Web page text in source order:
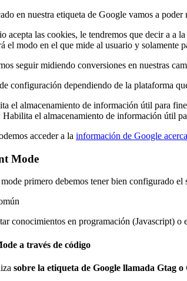
en nuestra etiqueta de Google vamos a
acepta las cookies, le tendremos que decir a a
el modo en el que mide al usuario y solamente
seguir midiendo conversiones en nuestras
configuración dependiendo de la plataforma
el almacenamiento de información útil para
Habilita el almacenamiento de información útil
acceder a la información de Google
Mode
primero debemos tener bien configurado
conocimientos en programación (Javascript)
a través de código
sobre la etiqueta de Google llamada Gtag o